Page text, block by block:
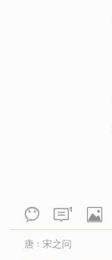
1
唐 ： 宋之问